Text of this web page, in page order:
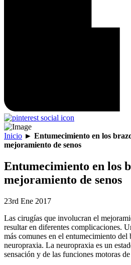
Inicio ► Entumecimiento en los
mejoramiento de senos
Entumecimiento en los
mejoramiento de senos
23rd Ene 2017
Las cirugías que involucran el
resultar en diferentes complicaciones.
más comunes en el entumecimiento del
neuropraxia. La neuropraxia es un
sensación y de las funciones motoras